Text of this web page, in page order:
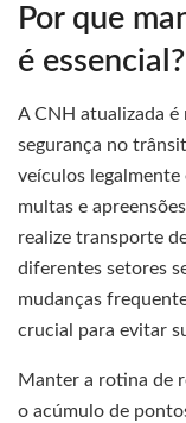
Por que
é essencial?
A CNH atualizada
segurança no
veículos
multas e
realize transporte
diferentes setores
mudanças
crucial para evitar
Manter a rotina de
o acúmulo de